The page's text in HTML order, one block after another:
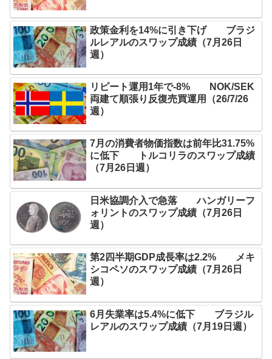
政策金利を14%に引き下げ ブラジ
ルレアルのスワップ成績（7月26日
週）
リピート運用1年で-8% NOK/SEK
両建て順張り反復売買運用（26/7/26
週）
7月の消費者物価指数は前年比31.75%
に低下 トルコリラのスワップ成績
（7月26日週）
日米協調介入で急落 ハンガリーフ
ォリントのスワップ成績（7月26日
週）
第2四半期GDP成長率は2.2% メキ
シコペソのスワップ成績（7月26日
週）
6月失業率は5.4%に低下 ブラジル
レアルのスワップ成績（7月19日週）